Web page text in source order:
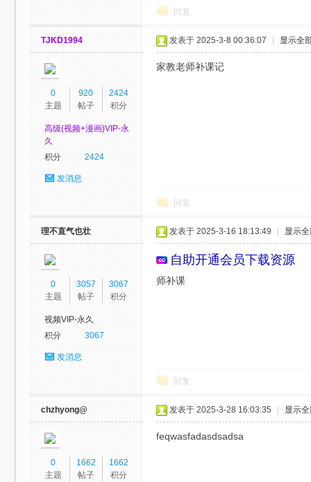
回复
TJKD1994
0
主题
920
帖子
2424
积分
高级(视频+漫画)VIP-永
久
积分
2424
发消息
发表于 2025-3-8 00:36:07 显示全
家教老师补课记
回复
理不直气也壮
0
主题
3057
帖子
3067
积分
视频VIP-永久
积分
3067
发消息
发表于 2025-3-16 18:13:49 显示
自助开通会员下载资源
师补课
回复
chzhyong@
0
主题
1662
帖子
1662
积分
发表于 2025-3-28 16:03:35 显示
feqwasfadasdsadsa